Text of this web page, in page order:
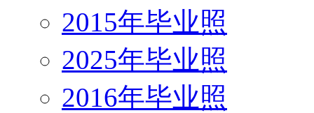
2015年毕业照
2025年毕业照
2016年毕业照